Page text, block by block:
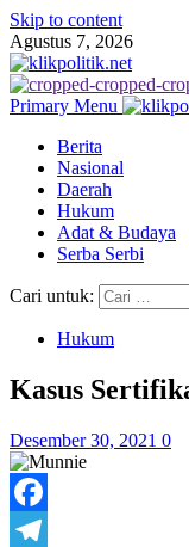
Skip to content
Agustus 7, 2026
Primary Menu
Berita
Nasional
Daerah
Hukum
Adat & Budaya
Serba Serbi
Cari untuk:
Hukum
Kasus
Desember 30, 2021 0
Facebook